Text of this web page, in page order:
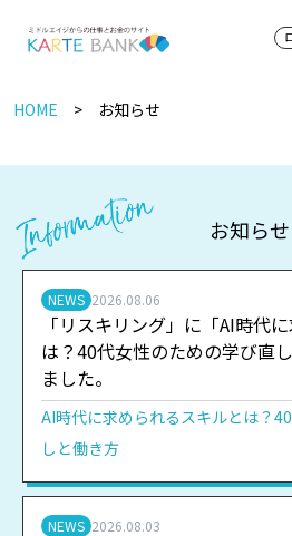
HOME お知らせ
お知らせ
NEWS 2026.08.06
「リスキリング」に「AI時代
は？40代女性のための学び直
ました。
AI時代に求められるスキルとは？
しと働き方
NEWS 2026.08.03